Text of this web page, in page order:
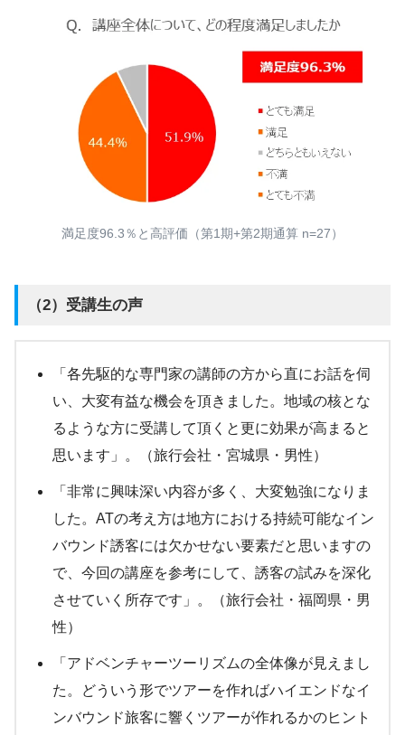
満足度96.3％と高評価（第1期+第2期通算 n=27）
（2）受講生の声
「各先駆的な専門家の講師の方から直にお話を伺
い、大変有益な機会を頂きました。地域の核とな
るような方に受講して頂くと更に効果が高まると
思います」。（旅行会社・宮城県・男性）
「非常に興味深い内容が多く、大変勉強になりま
した。ATの考え方は地方における持続可能なイン
バウンド誘客には欠かせない要素だと思いますの
で、今回の講座を参考にして、誘客の試みを深化
させていく所存です」。（旅行会社・福岡県・男
性）
「アドベンチャーツーリズムの全体像が見えまし
た。どういう形でツアーを作ればハイエンドなイ
ンバウンド旅客に響くツアーが作れるかのヒント